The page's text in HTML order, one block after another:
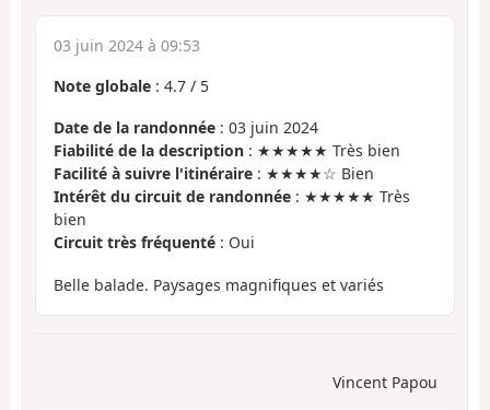
03 juin 2024 à 09:53
Note globale : 4.7 / 5
Date de la randonnée : 03 juin 2024
Fiabilité de la description : ★★★★★ Très bien
Facilité à suivre l'itinéraire : ★★★★☆ Bien
Intérêt du circuit de randonnée : ★★★★★ Très
bien
Circuit très fréquenté : Oui
Belle balade. Paysages magnifiques et variés
Vincent Papou